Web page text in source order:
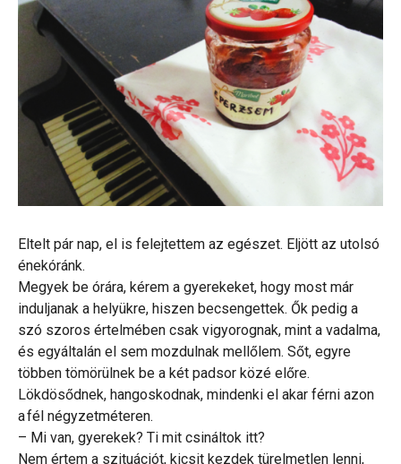
Eltelt pár nap, el is felejtettem az egészet. Eljött az utolsó
énekóránk.
Megyek be órára, kérem a gyerekeket, hogy most már
induljanak a helyükre, hiszen becsengettek. Ők pedig a
szó szoros értelmében csak vigyorognak, mint a vadalma,
és egyáltalán el sem mozdulnak mellőlem. Sőt, egyre
többen tömörülnek be a két padsor közé előre.
Lökdösődnek, hangoskodnak, mindenki el akar férni azon
a fél négyzetméteren.
– Mi van, gyerekek? Ti mit csináltok itt?
Nem értem a szituációt, kicsit kezdek türelmetlen lenni,